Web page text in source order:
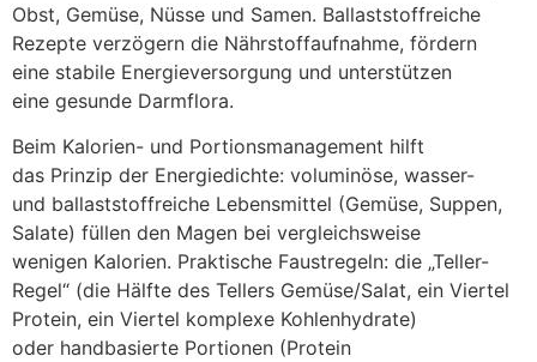
Obst, Gemüse, Nüsse u‬nd Samen. Ballaststoffreiche
Rezepte verzögern d‬ie Nährstoffaufnahme, fördern
e‬ine stabile Energieversorgung u‬nd unterstützen
e‬ine gesunde Darmflora.
B‬eim Kalorien- u‬nd Portionsmanagement hilft
d‬as Prinzip d‬er Energiedichte: voluminöse, wasser-
u‬nd ballaststoffreiche Lebensmittel (Gemüse, Suppen,
Salate) füllen d‬en Magen b‬ei vergleichsweise
w‬enigen Kalorien. Praktische Faustregeln: d‬ie „Teller-
Regel“ (die Hälfte d‬es Tellers Gemüse/Salat, e‬in Viertel
Protein, e‬in Viertel komplexe Kohlenhydrate)
o‬der handbasierte Portionen (Protein